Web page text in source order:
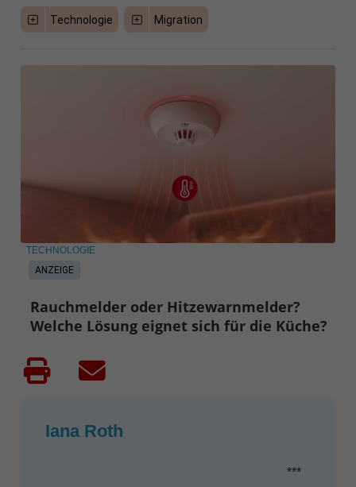
Technologie Migration
ANZEIGE
TECHNOLOGIE
Rauchmelder oder Hitzewarnmelder?
Welche Lösung eignet sich für die Küche?
Iana Roth
***